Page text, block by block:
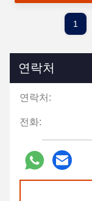
1
연락처
연락처:
전화: